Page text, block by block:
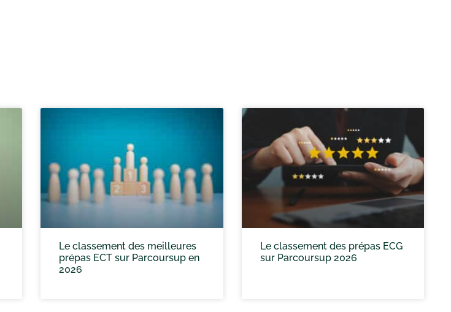
Le classement des meilleures
prépas ECT sur Parcoursup en
2026
Le classement des prépas ECG
sur Parcoursup 2026